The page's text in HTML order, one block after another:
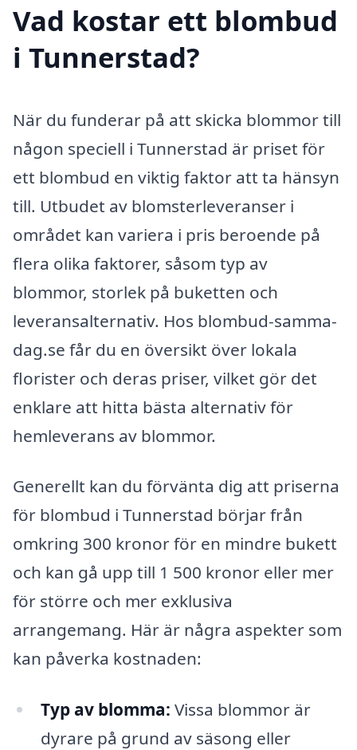
Vad kostar ett blombud
i Tunnerstad?
När du funderar på att skicka blommor till
någon speciell i Tunnerstad är priset för
ett blombud en viktig faktor att ta hänsyn
till. Utbudet av blomsterleveranser i
området kan variera i pris beroende på
flera olika faktorer, såsom typ av
blommor, storlek på buketten och
leveransalternativ. Hos blombud-samma-
dag.se får du en översikt över lokala
florister och deras priser, vilket gör det
enklare att hitta bästa alternativ för
hemleverans av blommor.
Generellt kan du förvänta dig att priserna
för blombud i Tunnerstad börjar från
omkring 300 kronor för en mindre bukett
och kan gå upp till 1 500 kronor eller mer
för större och mer exklusiva
arrangemang. Här är några aspekter som
kan påverka kostnaden:
Typ av blomma: Vissa blommor är
dyrare på grund av säsong eller